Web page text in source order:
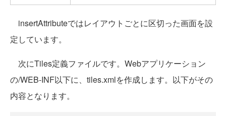
insertAttributeではレイアウトごとに区切った画面を設
定しています。
次にTiles定義ファイルです。Webアプリケーション
の/WEB-INF以下に、tiles.xmlを作成します。以下がその
内容となります。